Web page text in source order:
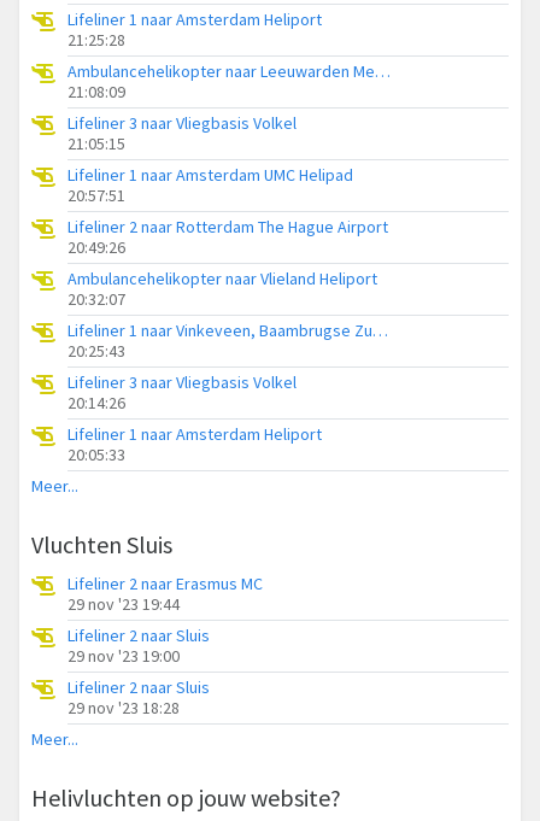
Lifeliner 1 naar Amsterdam Heliport
21:25:28
Ambulancehelikopter naar Leeuwarden Medical Center Heliport
21:08:09
Lifeliner 3 naar Vliegbasis Volkel
21:05:15
Lifeliner 1 naar Amsterdam UMC Helipad
20:57:51
Lifeliner 2 naar Rotterdam The Hague Airport
20:49:26
Ambulancehelikopter naar Vlieland Heliport
20:32:07
Lifeliner 1 naar Vinkeveen, Baambrugse Zuwe
20:25:43
Lifeliner 3 naar Vliegbasis Volkel
20:14:26
Lifeliner 1 naar Amsterdam Heliport
20:05:33
Meer...
Vluchten Sluis
Lifeliner 2 naar Erasmus MC
29 nov '23 19:44
Lifeliner 2 naar Sluis
29 nov '23 19:00
Lifeliner 2 naar Sluis
29 nov '23 18:28
Meer...
Helivluchten op jouw website?